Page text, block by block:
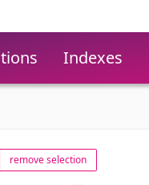
Indexes
remove selection